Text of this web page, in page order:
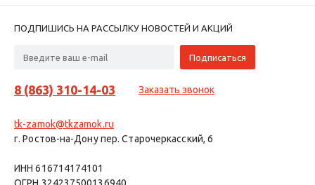
ПОДПИШИСЬ НА РАССЫЛКУ НОВОСТЕЙ И АКЦИЙ
8 (863) 310-14-03 Заказать звонок
tk-zamok@tkzamok.ru
г. Ростов-на-Дону пер. Старочеркасский, 6
ИНН 616714174101